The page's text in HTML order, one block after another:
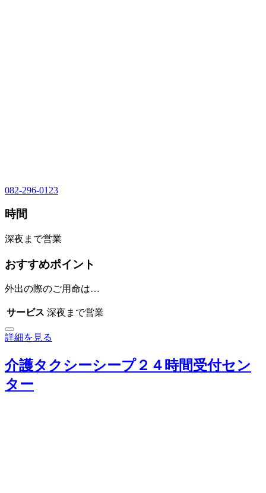
082-296-0123
時間
深夜まで営業
おすすめポイント
外出の際のご用命は…
サービス 深夜まで営業
詳細を見る
介護タクシーシープ２４時間受付セン
ター